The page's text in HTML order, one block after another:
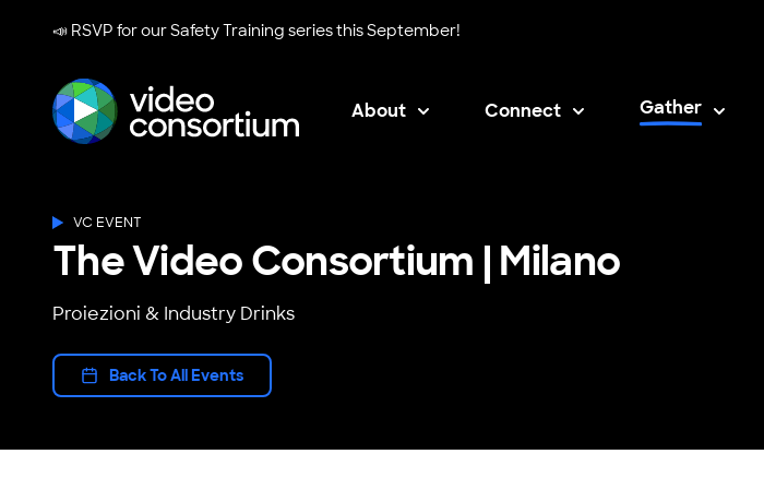
📣 RSVP for ourSafety Training seriesthis September!
About Connect Gather
VC EVENT
The Video Consortium | Milano
Proiezioni & Industry Drinks
Back To All Events